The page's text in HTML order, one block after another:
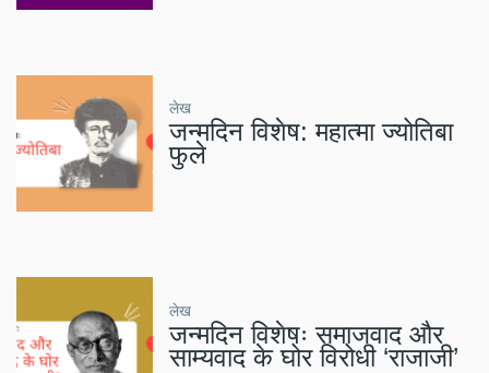
लेख
जन्मदिन विशेष: महात्मा ज्योतिबा
फुले
लेख
जन्मदिन विशेषः समाजवाद और
साम्यवाद के घोर विरोधी ‘राजाजी’